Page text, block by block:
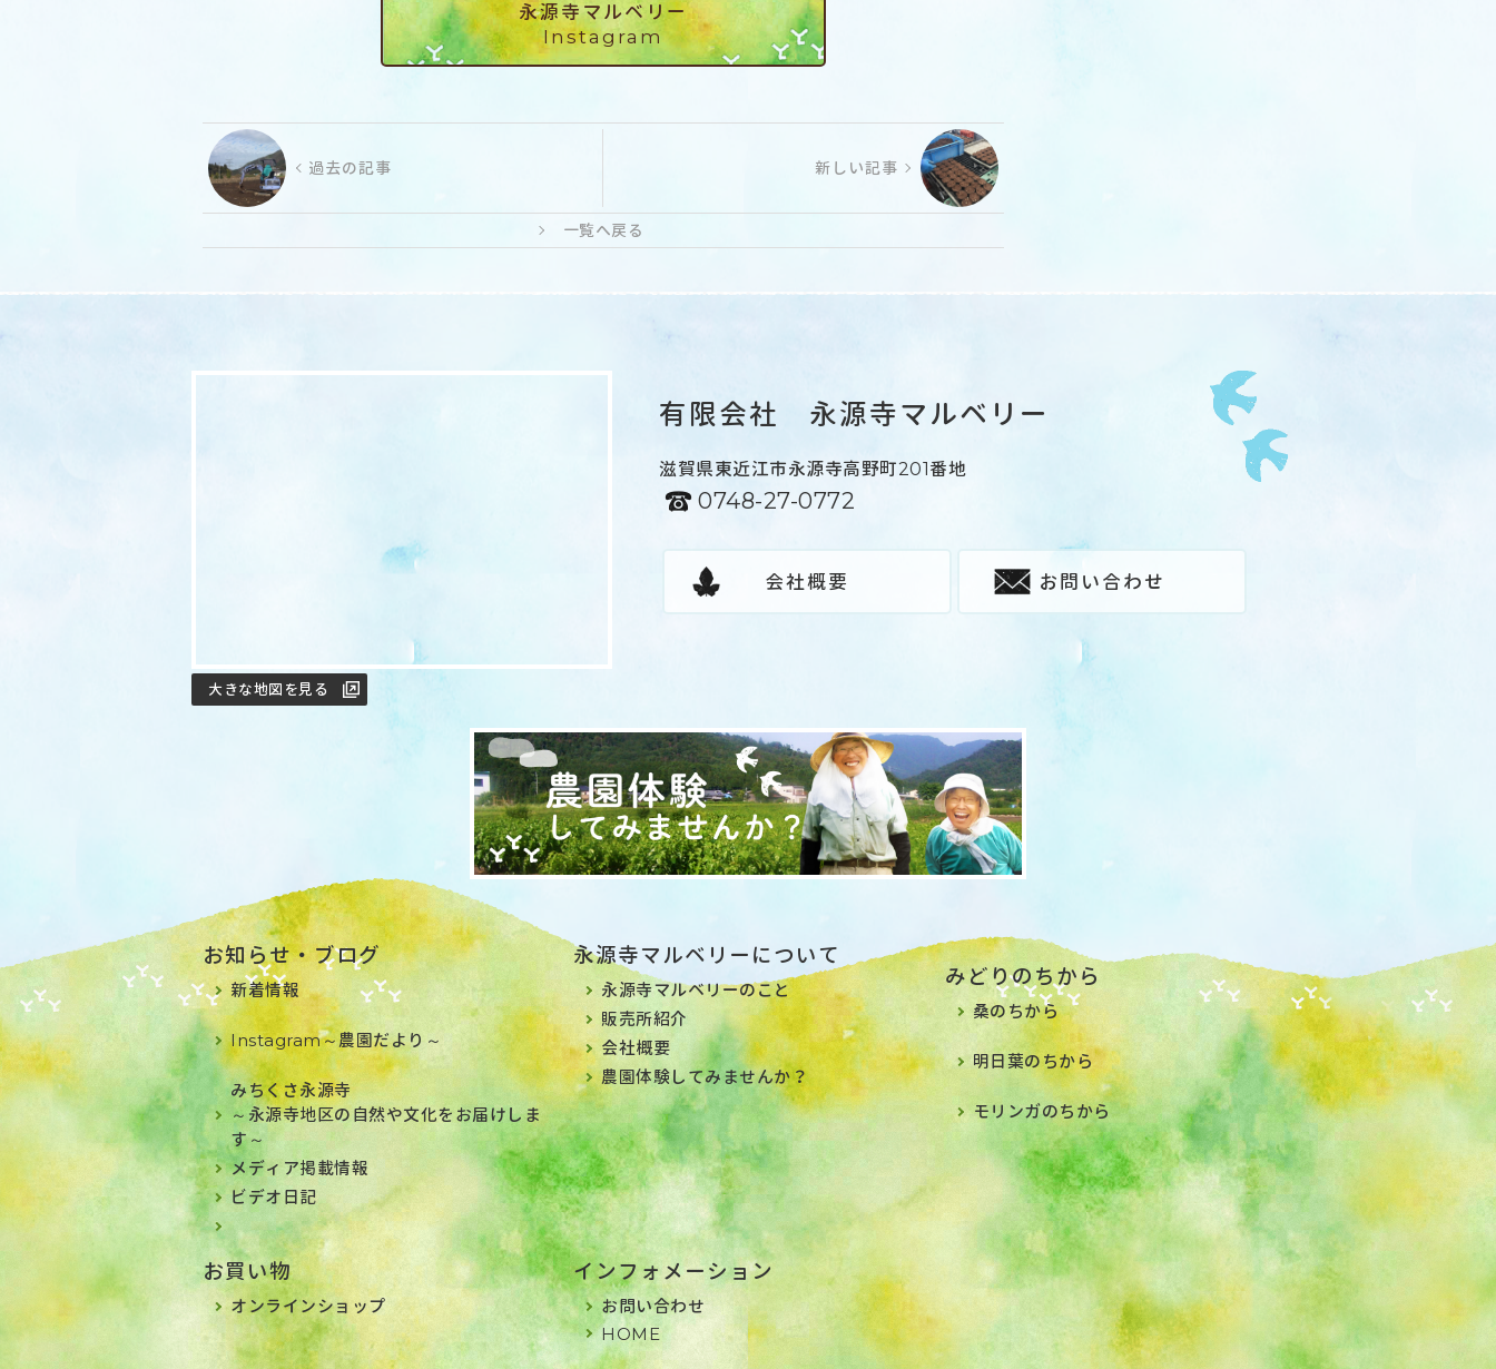
永源寺マルベリー
Instagram
過去の記事 新しい記事
一覧へ戻る
大きな地図を見る
有限会社 永源寺マルベリー
滋賀県東近江市永源寺高野町201番地
0748-27-0772
会社概要 お問い合わせ
お知らせ・ブログ
新着情報
Instagram～農園だより～
みちくさ永源寺
～永源寺地区の自然や文化をお届けしま
す～
メディア掲載情報
ビデオ日記
永源寺マルベリーについて
永源寺マルベリーのこと
販売所紹介
会社概要
農園体験してみませんか？
みどりのちから
桑のちから
明日葉のちから
モリンガのちから
お買い物
オンラインショップ
インフォメーション
お問い合わせ
HOME